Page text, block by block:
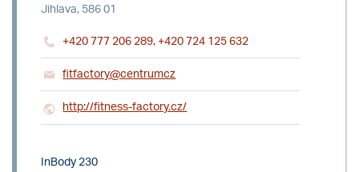
Jihlava, 586 01
+420 777 206 289, +420 724 125 632
fitfactory@centrumcz
http://fitness-factory.cz/
InBody 230